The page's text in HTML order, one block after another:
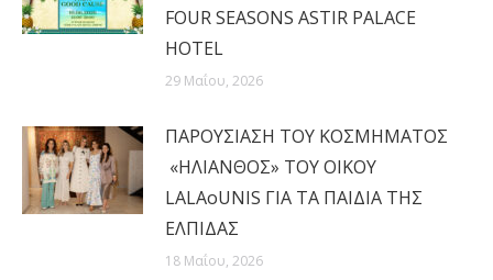
FOUR SEASONS ASTIR PALACE
HOTEL
29 Μαΐου, 2026
ΠΑΡΟΥΣΙΑΣΗ ΤΟΥ ΚΟΣΜΗΜΑΤΟΣ
«ΗΛΙΑΝΘΟΣ» ΤΟΥ ΟΙΚΟΥ
LALAoUNIS ΓΙΑ ΤΑ ΠΑΙΔΙΑ ΤΗΣ
ΕΛΠΙΔΑΣ
18 Μαΐου, 2026